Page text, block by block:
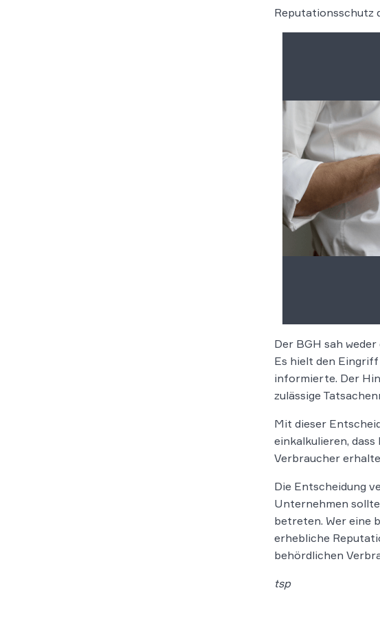
Reputationsschutz
Der BGH sah
Es hielt den
informierte. Der
zulässige
Mit dieser
einkalkulieren,
Verbraucher
Die Entscheidung
Unternehmen
betreten. Wer eine
erhebliche
behördlichen
tsp